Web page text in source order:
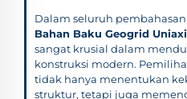
Dalam seluruh
Bahan Baku Geogrid
sangat krusial dalam
konstruksi modern.
tidak hanya menentukan
struktur, tetapi juga